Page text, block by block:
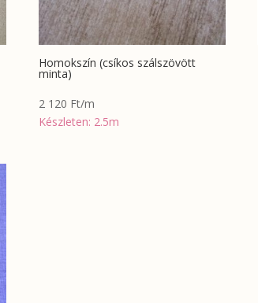
Homokszín (csíkos szálszövött
minta)
2 120 Ft/m
Készleten: 2.5m